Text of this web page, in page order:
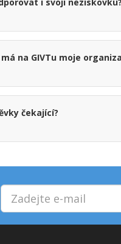
na GIVTu moje
čekající?